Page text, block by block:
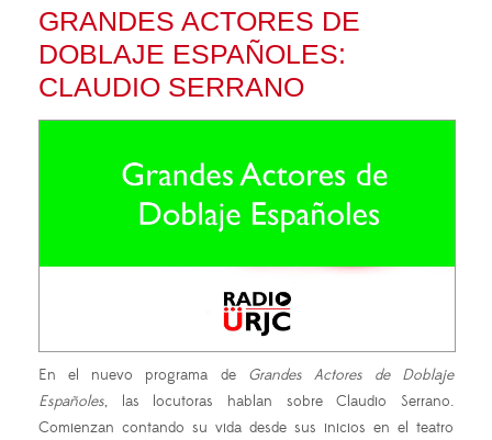
GRANDES ACTORES DE
DOBLAJE ESPAÑOLES:
CLAUDIO SERRANO
En el nuevo programa de Grandes Actores de Doblaje
Españoles, las locutoras hablan sobre Claudio Serrano.
Comienzan contando su vida desde sus inicios en el teatro